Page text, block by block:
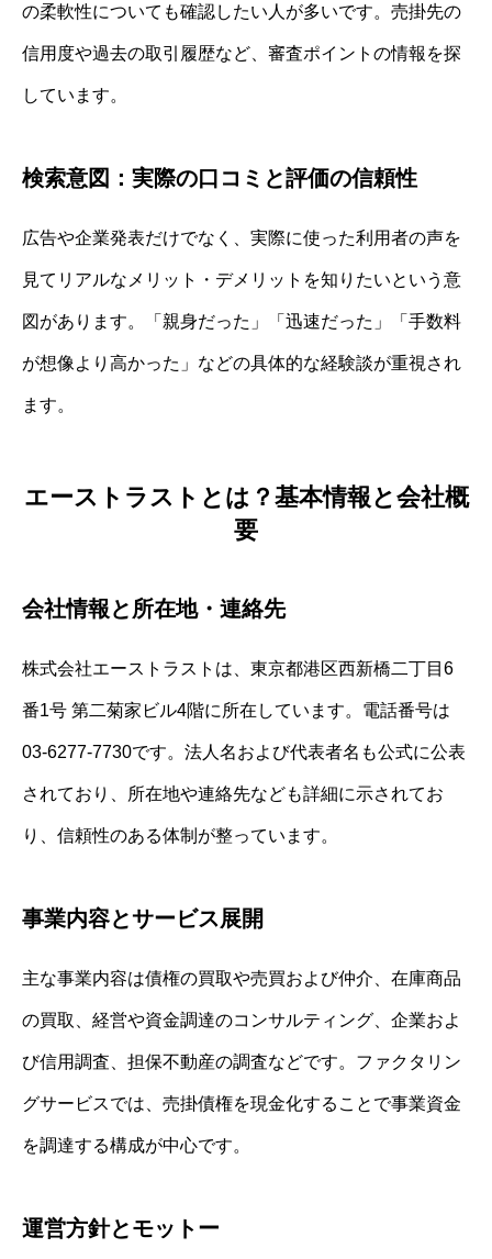
の柔軟性についても確認したい人が多いです。売掛先の
信用度や過去の取引履歴など、審査ポイントの情報を探
しています。
検索意図：実際の口コミと評価の信頼性
広告や企業発表だけでなく、実際に使った利用者の声を
見てリアルなメリット・デメリットを知りたいという意
図があります。「親身だった」「迅速だった」「手数料
が想像より高かった」などの具体的な経験談が重視され
ます。
エーストラストとは？基本情報と会社概
要
会社情報と所在地・連絡先
株式会社エーストラストは、東京都港区西新橋二丁目6
番1号 第二菊家ビル4階に所在しています。電話番号は
03-6277-7730です。法人名および代表者名も公式に公表
されており、所在地や連絡先なども詳細に示されてお
り、信頼性のある体制が整っています。
事業内容とサービス展開
主な事業内容は債権の買取や売買および仲介、在庫商品
の買取、経営や資金調達のコンサルティング、企業およ
び信用調査、担保不動産の調査などです。ファクタリン
グサービスでは、売掛債権を現金化することで事業資金
を調達する構成が中心です。
運営方針とモットー